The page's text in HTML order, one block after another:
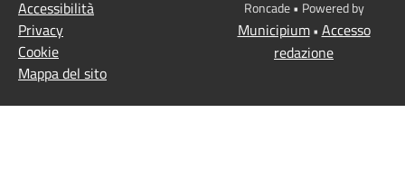
Accessibilità
Privacy
Cookie
Mappa del sito
Roncade • Powered by
Municipium• Accesso
redazione